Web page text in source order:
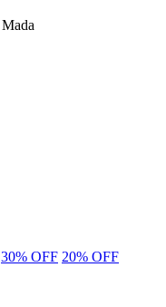
30% OFF 20% OFF